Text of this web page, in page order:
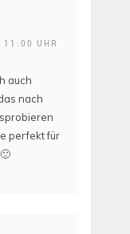
11:00 UHR
auch
nach
perfekt für